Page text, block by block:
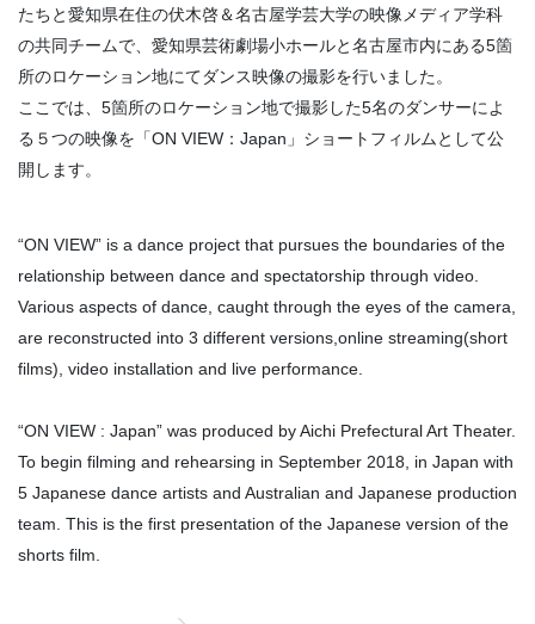
たちと愛知県在住の伏木啓＆名古屋学芸大学の映像メディア学科
の共同チームで、愛知県芸術劇場小ホールと名古屋市内にある5箇
所のロケーション地にてダンス映像の撮影を行いました。
ここでは、5箇所のロケーション地で撮影した5名のダンサーによ
る５つの映像を「ON VIEW：Japan」ショートフィルムとして公
開します。
“ON VIEW” is a dance project that pursues the boundaries of the
relationship between dance and spectatorship through video.
Various aspects of dance, caught through the eyes of the camera,
are reconstructed into 3 different versions,online streaming(short
films), video installation and live performance.
“ON VIEW : Japan” was produced by Aichi Prefectural Art Theater.
To begin filming and rehearsing in September 2018, in Japan with
5 Japanese dance artists and Australian and Japanese production
team. This is the first presentation of the Japanese version of the
shorts film.